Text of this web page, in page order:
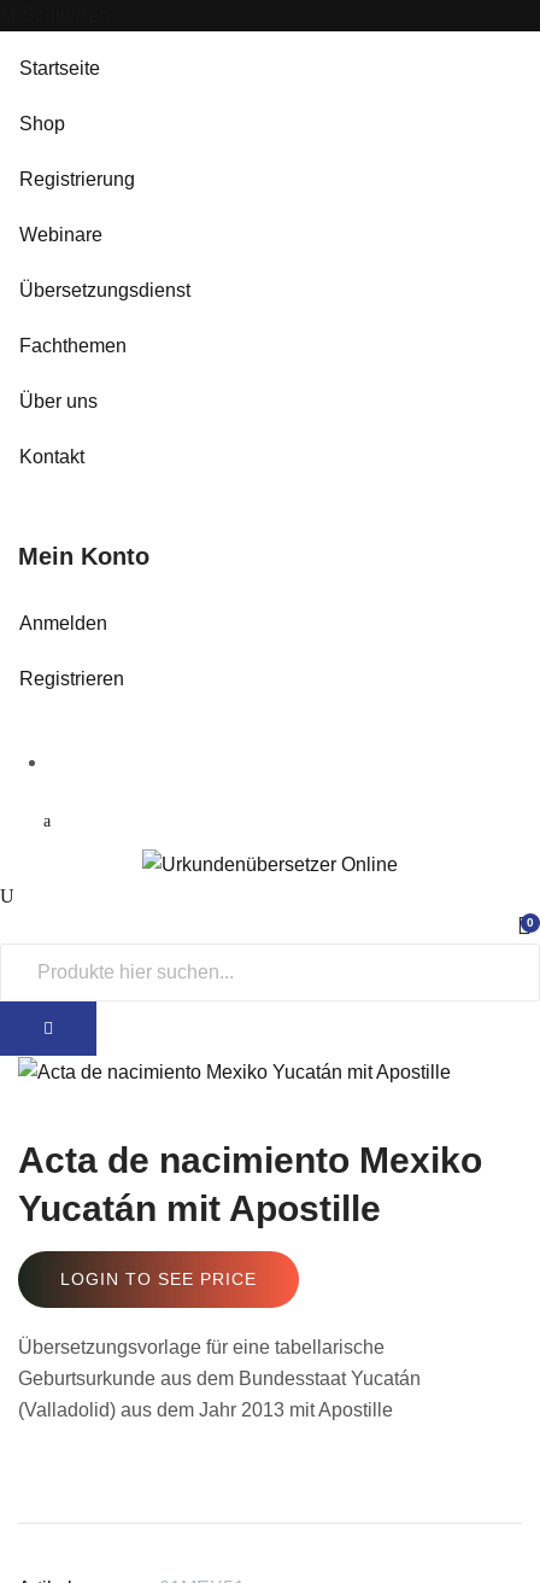
Startseite
Shop
Registrierung
Webinare
Übersetzungsdienst
Fachthemen
Über uns
Kontakt
Mein Konto
Anmelden
Registrieren
0
Acta de nacimiento Mexiko
Yucatán mit Apostille
LOGIN TO SEE PRICE
Übersetzungsvorlage für eine tabellarische
Geburtsurkunde aus dem Bundesstaat Yucatán
(Valladolid) aus dem Jahr 2013 mit Apostille